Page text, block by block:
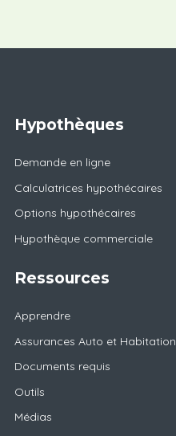
Hypothèques
Demande en ligne
Calculatrices hypothécaires
Options hypothécaires
Hypothèque commerciale
Ressources
Apprendre
Assurances Auto et Habitation
Documents requis
Outils
Médias